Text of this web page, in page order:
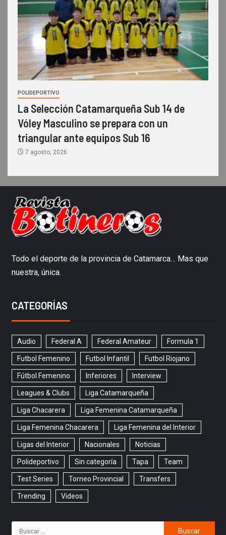
POLIDEPORTIVO
La Selección Catamarqueña Sub 14 de
Vóley Masculino se prepara con un
triangular ante equipos Sub 16
7 agosto, 2026
Todo el deporte de la provincia de Catamarca… Mas que
nuestra, única.
CATEGORÍAS
Audio Federal A Federal Amateur Formula 1
Futbol Femenino Futbol Infantil Futbol Riojano
Fútbol Femenino Inferiores Interview
Leagues & Clubs Liga Catamarqueña
Liga Chacarera Liga Femenina Catamarqueña
Liga Femenina Chacarera Liga Femenina del Interior
Ligas del Interior Nacionales Noticias
Polideportivo Sin categoría Tapa Team
Test Series Torneo Provincial Transfers
Trending Videos